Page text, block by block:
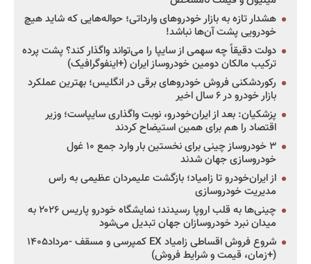
هشدار تازه به بازار خودروهای وارداتی؛ حواله‌هایی که شاید هیچ
خودرویی پشت آن‌ها نباشد!
دولت دقیقاً چه سهمی از سایپا را می‌تواند واگذار کند؟ پشت پرده
ترکیب مالکان دومین خودروساز ایران (+اینفوگرافیک)
رکوردشکنی فروش خودروهای برقی در انگلیس؛ بهترین عملکرد
بازار خودرو در ۶ سال اخیر
پزشکیان: بعد از ایران‌خودرو، نوبت واگذاری سایپاست؛ وزیر
اقتصاد را هم برای همین استیضاح کردند
۳ خودروساز چینی برای نخستین بار وارد جمع ۱۰ غول
خودروسازی جهان شدند
از ایران‌خودرو تا زامیاد؛ بازگشت علیمردان عظیمی به راس
مدیریت خودروسازی
چینی‌ها به قلب اروپا رسیدند؛ نمایشگاه خودرو پاریس ۲۰۲۶ به
میدان نبرد خودروسازان جهان تبدیل می‌شود
شروع فروش اقساطی زامیاد EX کمپرسی و مسقف -مرداد۱۴۰۵
(+زمان، قیمت و شرایط فروش)